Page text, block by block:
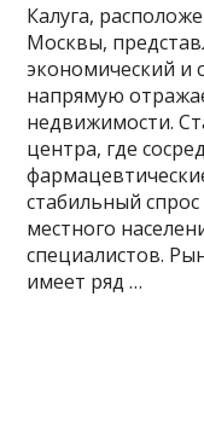
Калуга,
Москвы,
экономический и
напрямую
недвижимости.
центра, где
стабильный
местного
специалистов.
имеет ряд …